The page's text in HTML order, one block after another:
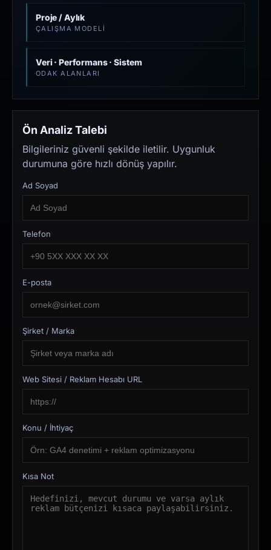
Proje / Aylık
ÇALIŞMA MODELI
Veri · Performans · Sistem
ODAK ALANLARI
Ön Analiz Talebi
Bilgileriniz güvenli şekilde iletilir. Uygunluk
durumuna göre hızlı dönüş yapılır.
Ad Soyad
Telefon
E-posta
Şirket / Marka
Web Sitesi / Reklam Hesabı URL
Konu / İhtiyaç
Kısa Not